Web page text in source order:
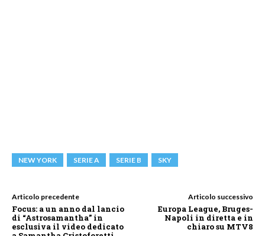
NEW YORK SERIE A SERIE B SKY
Articolo precedente
Focus: a un anno dal lancio
di “Astrosamantha” in
esclusiva il video dedicato
Articolo successivo
Europa League, Bruges-
Napoli in diretta e in
chiaro su MTV8